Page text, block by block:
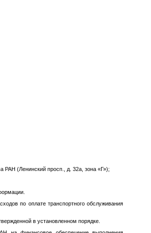
РАН (Ленинский просп., д. 32а, зона «Г»);
по оплате транспортного обслуживания
в установленном порядке.